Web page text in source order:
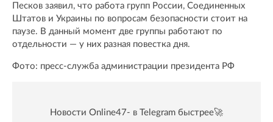
Песков заявил, что работа групп России, Соединенных
Штатов и Украины по вопросам безопасности стоит на
паузе. В данный момент две группы работают по
отдельности — у них разная повестка дня.
Фото: пресс-служба администрации президента РФ
Новости Online47- в Telegram быстрее🚀